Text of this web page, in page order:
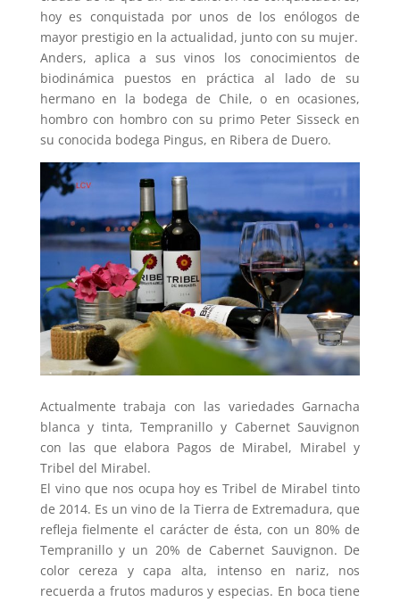
hoy es conquistada por unos de los enólogos de
mayor prestigio en la actualidad, junto con su mujer.
Anders, aplica a sus vinos los conocimientos de
biodinámica puestos en práctica al lado de su
hermano en la bodega de Chile, o en ocasiones,
hombro con hombro con su primo Peter Sisseck en
su conocida bodega Pingus, en Ribera de Duero.
Actualmente trabaja con las variedades Garnacha
blanca y tinta, Tempranillo y Cabernet Sauvignon
con las que elabora Pagos de Mirabel, Mirabel y
Tribel del Mirabel.
El vino que nos ocupa hoy es Tribel de Mirabel tinto
de 2014. Es un vino de la Tierra de Extremadura, que
refleja fielmente el carácter de ésta, con un 80% de
Tempranillo y un 20% de Cabernet Sauvignon. De
color cereza y capa alta, intenso en nariz, nos
recuerda a frutos maduros y especias. En boca tiene